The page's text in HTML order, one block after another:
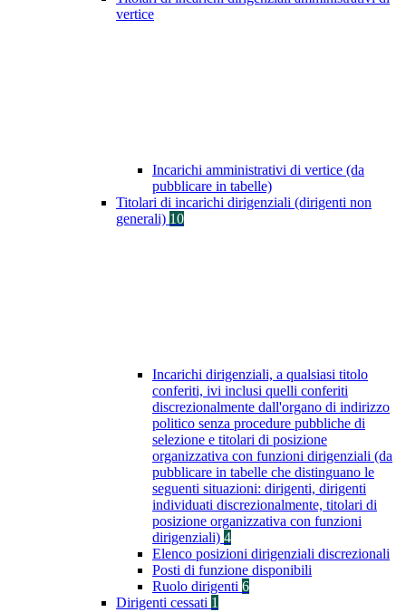
vertice
Incarichi amministrativi di vertice (da
pubblicare in tabelle)
Titolari di incarichi dirigenziali (dirigenti non
generali) 10
Incarichi dirigenziali, a qualsiasi titolo
conferiti, ivi inclusi quelli conferiti
discrezionalmente dall'organo di indirizzo
politico senza procedure pubbliche di
selezione e titolari di posizione
organizzativa con funzioni dirigenziali (da
pubblicare in tabelle che distinguano le
seguenti situazioni: dirigenti, dirigenti
individuati discrezionalmente, titolari di
posizione organizzativa con funzioni
dirigenziali) 4
Elenco posizioni dirigenziali discrezionali
Posti di funzione disponibili
Ruolo dirigenti 6
Dirigenti cessati 1